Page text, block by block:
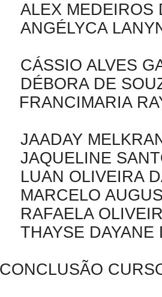
ALEX
DÉBORA
FRANCIMARIA
JAADAY
LUAN
MARCELO
RAFAELA
THAYSE